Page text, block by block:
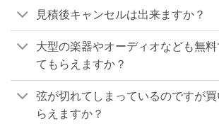
見積後キャンセルは出来ますか？
大型の楽器やオーディオなども無
てもらえますか？
弦が切れてしまっているのですが
らえますか？